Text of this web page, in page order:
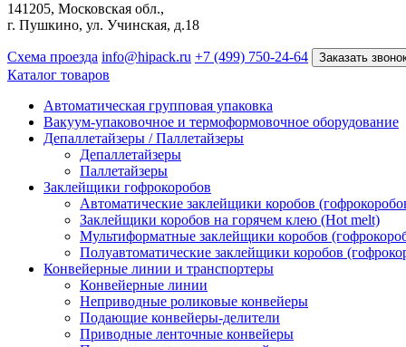
141205, Московская обл.,
г. Пушкино, ул. Учинская, д.18
Схема проезда info@hipack.ru +7 (499) 750-24-64 Заказать
Каталог товаров
Автоматическая групповая упаковка
Вакуум-упаковочное и термоформовочное оборудование
Депаллетайзеры / Паллетайзеры
Депаллетайзеры
Паллетайзеры
Заклейщики гофрокоробов
Автоматические заклейщики коробов
Заклейщики коробов на горячем клею (Hot melt)
Мультиформатные заклейщики коробов
Полуавтоматические заклейщики коробов
Конвейерные линии и транспортеры
Конвейерные линии
Неприводные роликовые конвейеры
Подающие конвейеры-делители
Приводные ленточные конвейеры